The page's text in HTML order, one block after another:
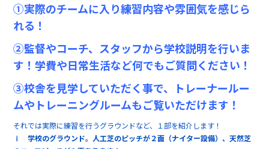
①実際のチームに入り練習内容や雰囲気を感じら
れる！
②監督やコーチ、スタッフから学校説明を行いま
す！学費や日常生活など何でもご質問ください！
③校舎を見学していただく事で、トレーナールー
ムやトレーニングルームもご覧いただけます！
それでは実際に練習を行うグラウンドなど、１部を紹介します！
ⅰ 学校のグラウンド。人工芝のピッチが２面（ナイター設備）、天然芝